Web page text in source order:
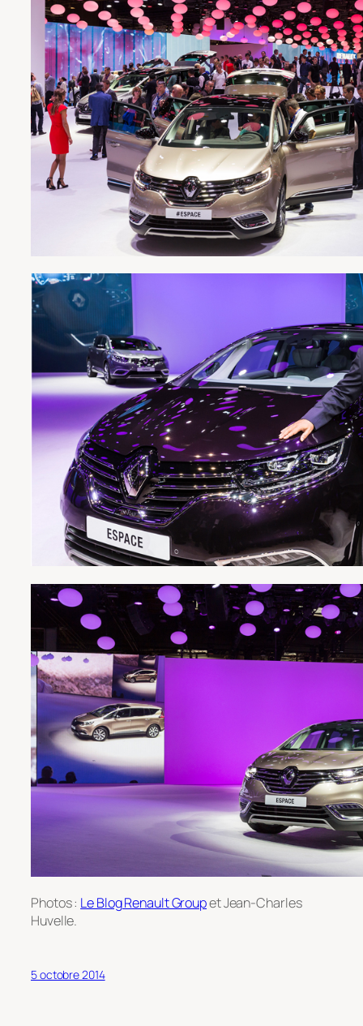
Photos : Le Blog Renault Groupet Jean-Charles
Huvelle.
5 octobre 2014